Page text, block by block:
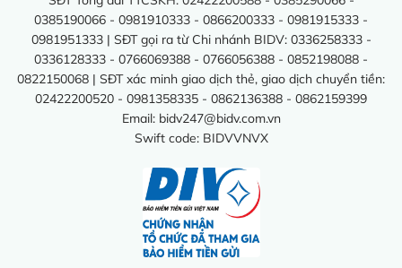
0385190066 - 0981910333 - 0866200333 - 0981915333 -
0981951333 | SĐT gọi ra từ Chi nhánh BIDV: 0336258333 -
0336128333 - 0766069388 - 0766056388 - 0852198088 -
0822150068 | SĐT xác minh giao dịch thẻ, giao dịch chuyển tiền:
02422200520 - 0981358335 - 0862136388 - 0862159399
Email: bidv247@bidv.com.vn
Swift code: BIDVVNVX